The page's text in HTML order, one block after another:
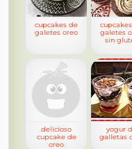
cupcakes de
galetes oreo
galetes
sin
delicioso
cupcake de
oreo
yogur
galletas